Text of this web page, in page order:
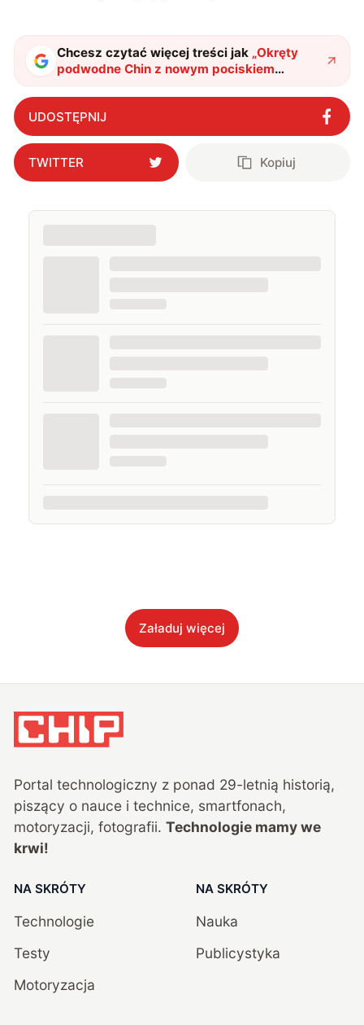
Chcesz czytać więcej treści jak „Okręty
podwodne Chin z nowym pociskiem
międzykontynentalnym JL-3"?
UDOSTĘPNIJ
TWITTER Kopiuj
Załaduj więcej
Portal technologiczny z ponad 29-letnią historią,
piszący o nauce i technice, smartfonach,
motoryzacji, fotografii. Technologie mamy we
krwi!
NA SKRÓTY
Technologie
Testy
Motoryzacja
NA SKRÓTY
Nauka
Publicystyka